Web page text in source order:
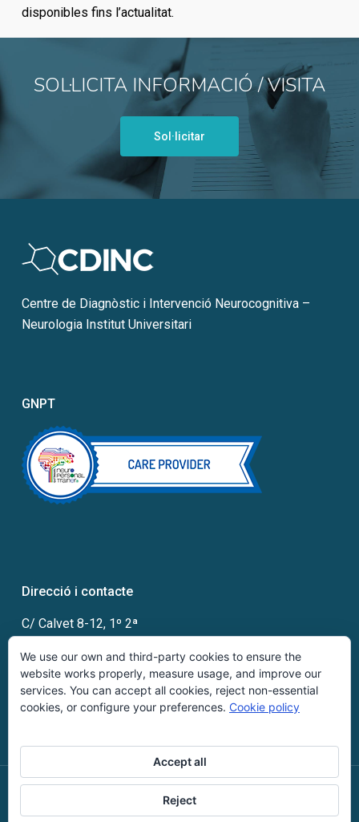
disponibles fins l’actualitat.
SOL·LICITA INFORMACIÓ / VISITA
Sol·licitar
Centre de Diagnòstic i Intervenció Neurocognitiva –
Neurologia Institut Universitari
GNPT
Direcció i contacte
C/ Calvet 8-12, 1º 2ª
Telf:93 858 61 07
info@cdincbarcelona.com
© 2026 CDINC. NEUROLOGÍA INSTITUTO UNIVERSITARIO, S.L.
We use our own and third-party cookies to ensure the
website works properly, measure usage, and improve our
services. You can accept all cookies, reject non-essential
cookies, or configure your preferences. Cookie policy
Accept all
Reject